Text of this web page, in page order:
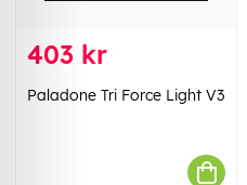
403 kr
Paladone Tri Force Light V3